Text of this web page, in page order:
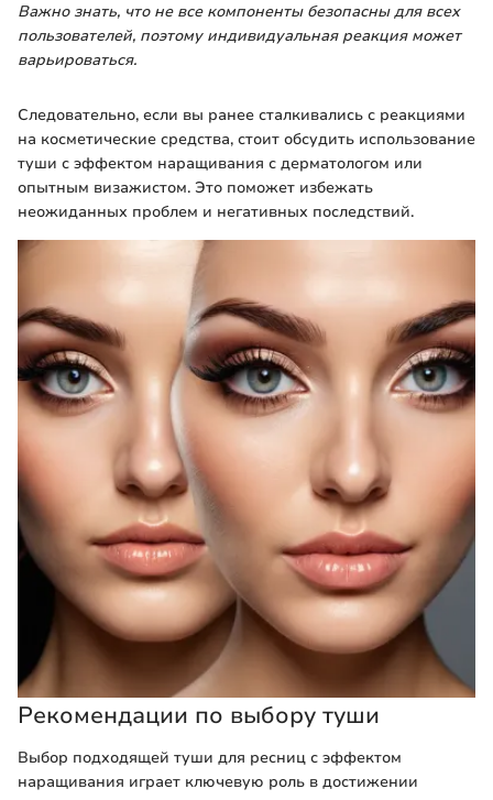
Важно знать, что не все компоненты безопасны для всех
пользователей, поэтому индивидуальная реакция может
варьироваться.
Cледовательно, если вы ранее сталкивались с реакциями
на косметические средства, стоит обсудить использование
туши с эффектом наращивания с дерматологом или
опытным визажистом. Это поможет избежать
неожиданных проблем и негативных последствий.
Рекомендации по выбору туши
Выбор подходящей туши для ресниц с эффектом
наращивания играет ключевую роль в достижении